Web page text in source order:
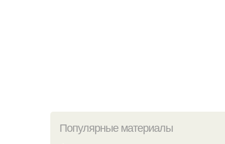
Популярные материалы